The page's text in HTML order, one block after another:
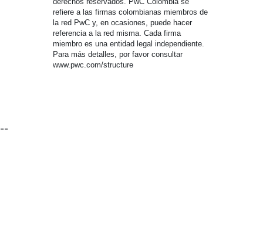
refiere a las firmas colombianas miembros de
la red PwC y, en ocasiones, puede hacer
referencia a la red misma. Cada firma
miembro es una entidad legal independiente.
Para más detalles, por favor consultar
www.pwc.com/structure
--